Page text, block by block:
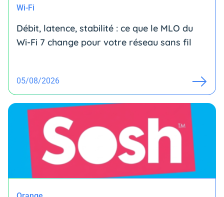
Wi-Fi
Débit, latence, stabilité : ce que le MLO du
Wi-Fi 7 change pour votre réseau sans fil
05/08/2026